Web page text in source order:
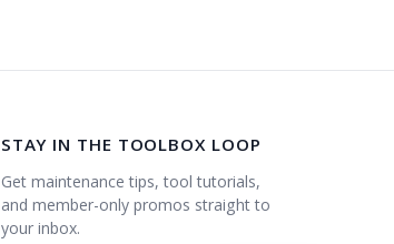
STAY IN THE TOOLBOX LOOP
Get maintenance tips, tool tutorials,
and member-only promos straight to
your inbox.